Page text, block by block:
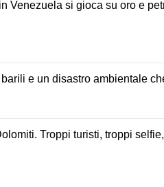
Venezuela si gioca su oro e
e un disastro ambientale
Troppi turisti, troppi